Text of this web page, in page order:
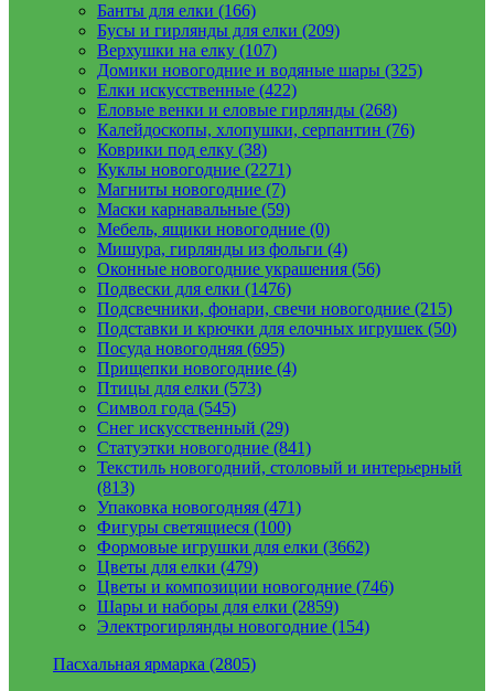
Банты для елки (166)
Бусы и гирлянды для елки (209)
Верхушки на елку (107)
Домики новогодние и водяные шары (325)
Елки искусственные (422)
Еловые венки и еловые гирлянды (268)
Калейдоскопы, хлопушки, серпантин (76)
Коврики под елку (38)
Куклы новогодние (2271)
Магниты новогодние (7)
Маски карнавальные (59)
Мебель, ящики новогодние (0)
Мишура, гирлянды из фольги (4)
Оконные новогодние украшения (56)
Подвески для елки (1476)
Подсвечники, фонари, свечи новогодние (215)
Подставки и крючки для елочных игрушек (50)
Посуда новогодняя (695)
Прищепки новогодние (4)
Птицы для елки (573)
Символ года (545)
Снег искусственный (29)
Статуэтки новогодние (841)
Текстиль новогодний, столовый и интерьерный
(813)
Упаковка новогодняя (471)
Фигуры светящиеся (100)
Формовые игрушки для елки (3662)
Цветы для елки (479)
Цветы и композиции новогодние (746)
Шары и наборы для елки (2859)
Электрогирлянды новогодние (154)
Пасхальная ярмарка (2805)